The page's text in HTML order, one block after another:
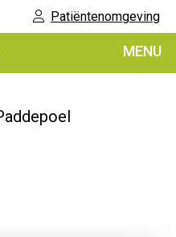
Patiëntenomgeving
MENU